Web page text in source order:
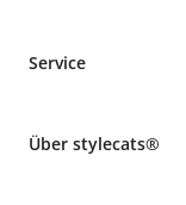
Informationen zur
Produkte
Service
Über stylecats®